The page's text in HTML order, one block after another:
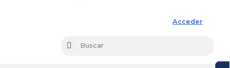
Acceder
Buscar